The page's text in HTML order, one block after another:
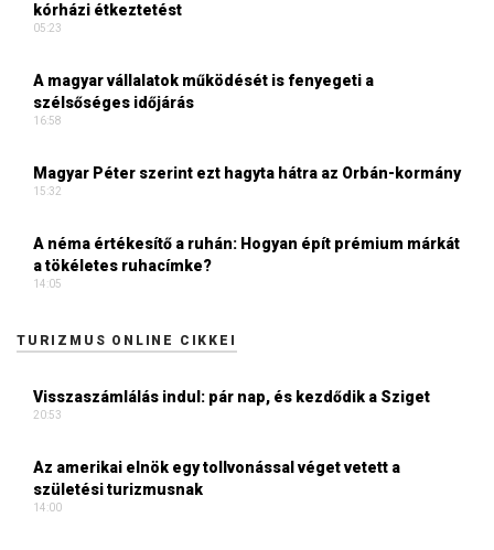
kórházi étkeztetést
05:23
A magyar vállalatok működését is fenyegeti a
szélsőséges időjárás
16:58
Magyar Péter szerint ezt hagyta hátra az Orbán-kormány
15:32
A néma értékesítő a ruhán: Hogyan épít prémium márkát
a tökéletes ruhacímke?
14:05
TURIZMUS ONLINE CIKKEI
Visszaszámlálás indul: pár nap, és kezdődik a Sziget
20:53
Az amerikai elnök egy tollvonással véget vetett a
születési turizmusnak
14:00